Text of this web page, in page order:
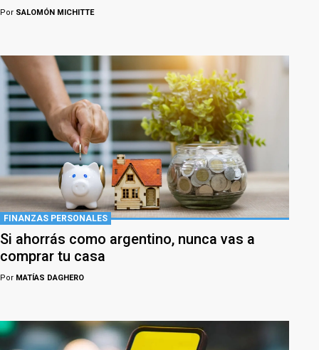
Por SALOMÓN MICHITTE
FINANZAS PERSONALES
Si ahorrás como argentino, nunca vas a
comprar tu casa
Por MATÍAS DAGHERO